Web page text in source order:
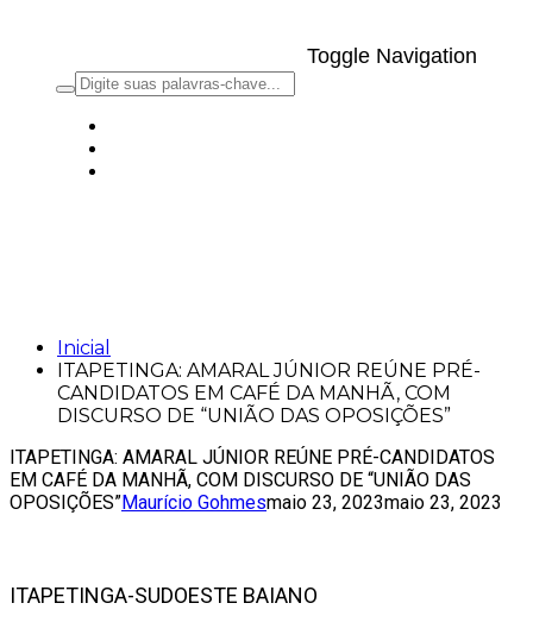
Toggle Navigation
Inicial
ITAPETINGA: AMARAL JÚNIOR REÚNE PRÉ-
CANDIDATOS EM CAFÉ DA MANHÃ, COM
DISCURSO DE “UNIÃO DAS OPOSIÇÕES”
ITAPETINGA: AMARAL JÚNIOR REÚNE PRÉ-CANDIDATOS
EM CAFÉ DA MANHÃ, COM DISCURSO DE “UNIÃO DAS
OPOSIÇÕES”Maurício Gohmesmaio 23, 2023maio 23, 2023
ITAPETINGA-SUDOESTE BAIANO